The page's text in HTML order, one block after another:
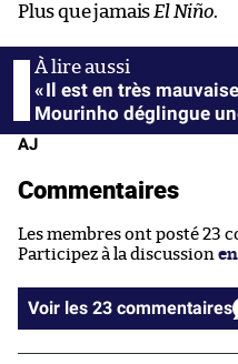
Plus que jamais El Niño.
« Il est en très
Mourinho déglingue
AJ
Commentaires
Les membres ont posté 23
Participez à la discussion
Voir les 23 commentaires